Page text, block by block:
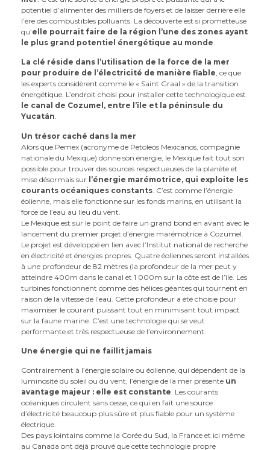
potentiel d’alimenter des milliers de foyers et de laisser derrière elle
l’ère des combustibles polluants. La découverte est si prometteuse
qu’elle pourrait faire de la région l’une des zones ayant
le plus grand potentiel énergétique au monde
La clé réside dans l’utilisation de la force de la mer
pour produire de l’électricité de manière fiable, ce que
les experts considèrent comme le « Saint Graal » de la transition
énergétique. L’endroit choisi pour installer cette technologique est
le canal de Cozumel, entre l’île et la péninsule du
Yucatán.
Un trésor caché dans la mer
Alors que Pemex (acronyme de Petoleos Mexicanos, compagnie
nationale du Mexique) donne son énergie, le Mexique fait tout son
possible pour trouver des sources respectueuses de la planète et
mise désormais sur l’énergie marémotrice, qui exploite les
courants océaniques constants . C’est comme l’énergie
éolienne, mais elle fonctionne sur les fonds marins, en utilisant la
force de l’eau au lieu du vent.
Le Mexique est sur le point de faire un grand bond en avant avec le
lancement du premier projet d’énergie marémotrice à Cozumel.
Le projet est développé en lien avec l’Institut national de recherche
en électricité et énergies propres. Quatre éoliennes seront installées
à une profondeur de 82 mètres (la profondeur de la mer peut y
atteindre 400m dans le canal et 1 000m sur la côte est de l’île. Les
turbines fonctionnent comme des hélices géantes qui tournent en
raison de la vitesse de l’eau. Cette profondeur a été choisie pour
maximiser le courant puissant tout en minimisant tout impact
sur la faune marine. C’est une technologie qui se veut
performante et très respectueuse de l’environnement.
Une énergie qui ne faillit jamais
Contrairement à l’énergie solaire ou éolienne, qui dépendent de la
luminosité du soleil ou du vent, l’énergie de la mer présente un
avantage majeur : elle est constante. Les courants
océaniques circulent sans cesse, ce qui en fait une source
d’électricité beaucoup plus sûre et plus fiable pour un système
électrique.
Des pays lointains comme la Corée du Sud, la France et ici même
au Canada ont déjà prouvé que cette technologie propre